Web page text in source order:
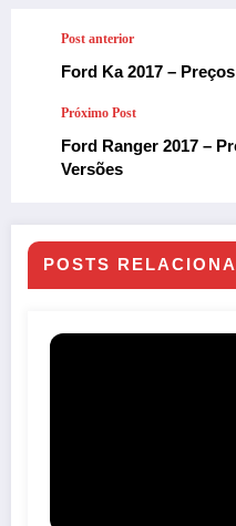
Post anterior
Ford Ka 2017 –
Próximo Post
Ford Ranger 2017 –
Versões
POSTS